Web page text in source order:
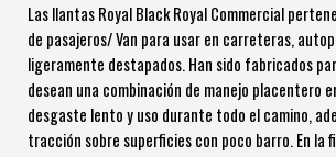
Las llantas Royal Black Royal Commercial
de pasajeros/ Van para usar en carreteras,
ligeramente destapados. Han sido fabricados
desean una combinación de manejo placentero
desgaste lento y uso durante todo el camino,
tracción sobre superficies con poco barro. En la